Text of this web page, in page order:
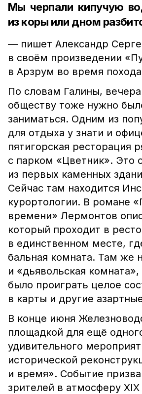
Мы черпали кипучую
из коры или дном
— пишет Александр
в своём произведении
в Арзрум во время похода
По словам Галины,
обществу тоже нужно
заниматься. Одним из
для отдыха у знати и
пятигорская ресторация
с парком «Цветник». Это
из первых каменных
Сейчас там находится
курортологии. В романе
времени» Лермонтов
который проходит в
в единственном месте,
бальная комната. Там же
и «дьявольская
было проиграть целое
в карты и другие
В конце июня
площадкой для ещё
удивительного
исторической
и время». Событие
зрителей в атмосферу